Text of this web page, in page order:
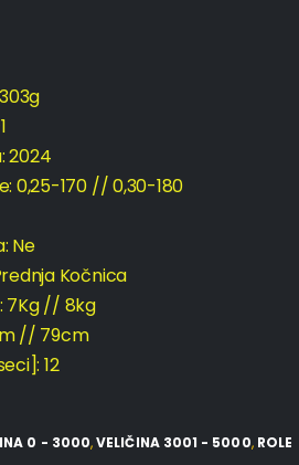
2024
0,25-170 // 0,30-180
Ne
Kočnica
7Kg // 8kg
// 79cm
12
0 - 3000,VELIČINA 3001 - 5000, ROLE